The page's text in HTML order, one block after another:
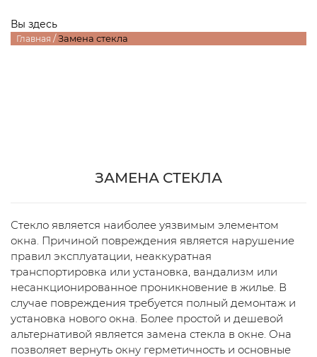
Вы здесь
Главная /Замена стекла
ЗАМЕНА СТЕКЛА
Стекло является наиболее уязвимым элементом
окна. Причиной повреждения является нарушение
правил эксплуатации, неаккуратная
транспортировка или установка, вандализм или
несанкционированное проникновение в жилье. В
случае повреждения требуется полный демонтаж и
установка нового окна. Более простой и дешевой
альтернативой является замена стекла в окне. Она
позволяет вернуть окну герметичность и основные